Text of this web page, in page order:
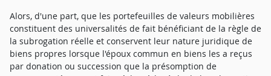
Alors, d'une part, que les portefeuilles de valeurs mobilières
constituent des universalités de fait bénéficiant de la règle de
la subrogation réelle et conservent leur nature juridique de
biens propres lorsque l'époux commun en biens les a reçus
par donation ou succession que la présomption de